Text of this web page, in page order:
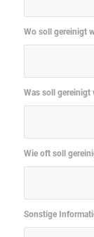
Wo soll gereinigt
Was soll gereinigt
Wie oft soll
Sonstige